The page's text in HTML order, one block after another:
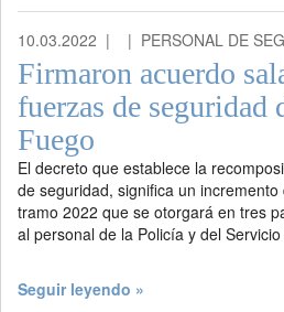
10.03.2022 | | PERSONAL DE
Firmaron acuerdo
fuerzas de seguridad
Fuego
El decreto que establece la
de seguridad, significa un
tramo 2022 que se otorgará en tres
al personal de la Policía y del
Seguir leyendo »